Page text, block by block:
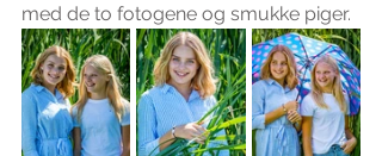
med de to fotogene og smukke piger.